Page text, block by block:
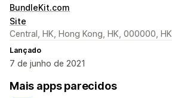
BundleKit.com
Site
Central, HK, Hong Kong, HK, 000000, HK
Lançado
7 de junho de 2021
Mais apps parecidos